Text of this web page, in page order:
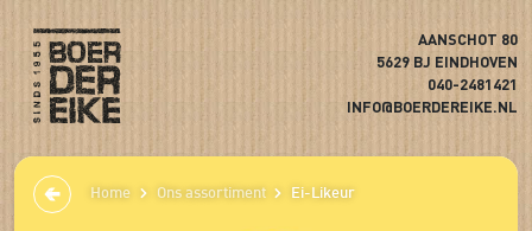
AANSCHOT 80
5629 BJ EINDHOVEN
040-2481421
INFO@BOERDEREIKE.NL
Home Ons assortiment Ei-Likeur